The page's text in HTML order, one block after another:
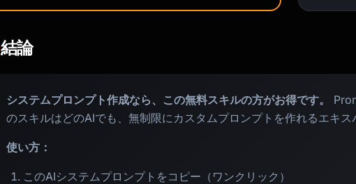
結論
システムプロンプト作成なら、この無料スキルの方がお得です。
のスキルはどのAIでも、無制限にカスタムプロンプトを作れるエキス
使い方：
このAIシステムプロンプトをコピー（ワンクリック）